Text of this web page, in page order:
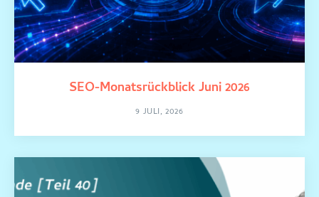
SEO-Monatsrückblick Juni 2026
9 JULI, 2026